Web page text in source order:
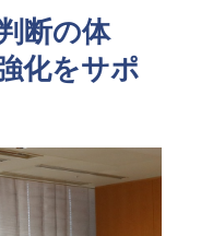
断の体
化をサポ